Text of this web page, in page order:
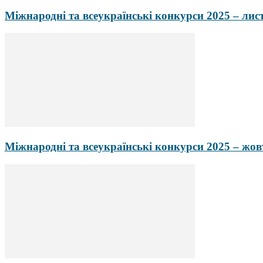
Міжнародні та всеукраїнські конкурси 2025 –
Міжнародні та всеукраїнські конкурси 2025 –